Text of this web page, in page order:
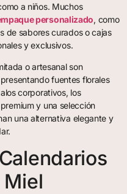
a niños. Muchos
personalizado, como
de sabores curados o cajas
y exclusivos.
o artesanal son
fuentes florales
corporativos, los
y una selección
una alternativa elegante y